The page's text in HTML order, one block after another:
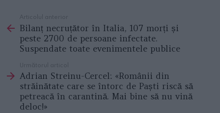
more
Articolul anterior
Bilanț necruțător în Italia, 107 morți și
peste 2700 de persoane infectate.
Suspendate toate evenimentele publice
Următorul articol
Adrian Streinu-Cercel: «Românii din
străinătate care se întorc de Paști riscă să
petreacă în carantină. Mai bine să nu vină
deloc!»